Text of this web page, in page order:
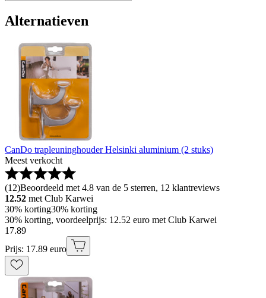
Alternatieven
CanDo trapleuninghouder Helsinki aluminium (2 stuks)
Meest verkocht
(12)Beoordeeld met 4.8 van de 5 sterren, 12 klantreviews
12.52 met Club Karwei
30% korting30% korting
30% korting, voordeelprijs: 12.52 euro met Club Karwei
17.89
Prijs: 17.89 euro